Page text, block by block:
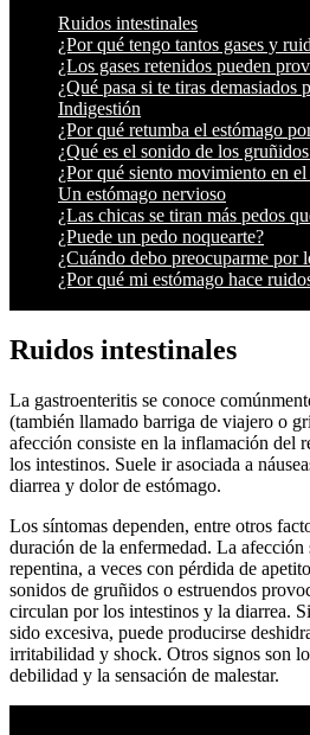
Ruidos intestinales
¿Por qué tengo tantos gases y
¿Los gases retenidos pueden
¿Qué pasa si te tiras demasiados
Indigestión
¿Por qué retumba el estómago
¿Qué es el sonido de los
¿Por qué siento movimiento en el
Un estómago nervioso
¿Las chicas se tiran más pedos
¿Puede un pedo noquearte?
¿Cuándo debo preocuparme por
¿Por qué mi estómago hace
Ruidos intestinales
La gastroenteritis se conoce
(también llamado barriga de viajero o
afección consiste en la inflamación del
los intestinos. Suele ir asociada a
diarrea y dolor de estómago.
Los síntomas dependen, entre otros
duración de la enfermedad. La afección
repentina, a veces con pérdida de
sonidos de gruñidos o estruendos
circulan por los intestinos y la diarrea.
sido excesiva, puede producirse
irritabilidad y shock. Otros signos son
debilidad y la sensación de malestar.